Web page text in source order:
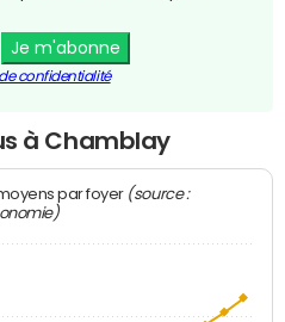
Je m'abonne
confidentialité
à Chamblay
par foyer (source :